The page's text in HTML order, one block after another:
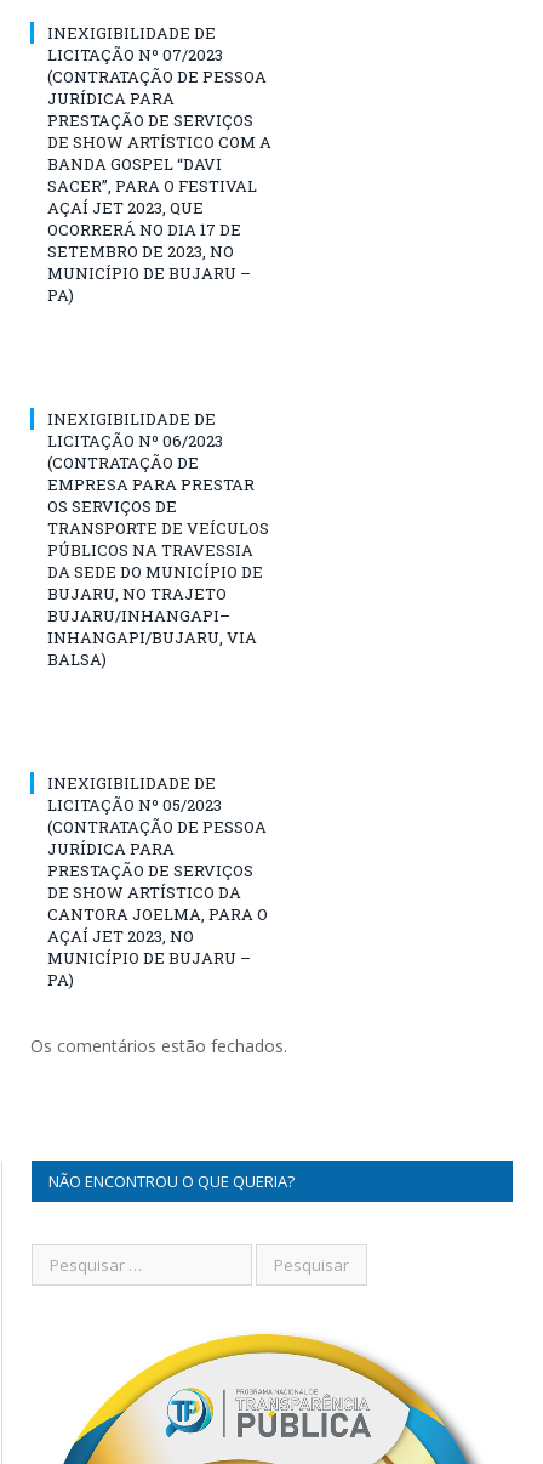
INEXIGIBILIDADE DE
LICITAÇÃO Nº 07/2023
(CONTRATAÇÃO DE PESSOA
JURÍDICA PARA
PRESTAÇÃO DE SERVIÇOS
DE SHOW ARTÍSTICO COM A
BANDA GOSPEL “DAVI
SACER”, PARA O FESTIVAL
AÇAÍ JET 2023, QUE
OCORRERÁ NO DIA 17 DE
SETEMBRO DE 2023, NO
MUNICÍPIO DE BUJARU –
PA)
INEXIGIBILIDADE DE
LICITAÇÃO Nº 06/2023
(CONTRATAÇÃO DE
EMPRESA PARA PRESTAR
OS SERVIÇOS DE
TRANSPORTE DE VEÍCULOS
PÚBLICOS NA TRAVESSIA
DA SEDE DO MUNICÍPIO DE
BUJARU, NO TRAJETO
BUJARU/INHANGAPI–
INHANGAPI/BUJARU, VIA
BALSA)
INEXIGIBILIDADE DE
LICITAÇÃO Nº 05/2023
(CONTRATAÇÃO DE PESSOA
JURÍDICA PARA
PRESTAÇÃO DE SERVIÇOS
DE SHOW ARTÍSTICO DA
CANTORA JOELMA, PARA O
AÇAÍ JET 2023, NO
MUNICÍPIO DE BUJARU –
PA)
Os comentários estão fechados.
NÃO ENCONTROU O QUE QUERIA?